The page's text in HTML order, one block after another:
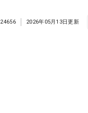
2026年05月13日更新